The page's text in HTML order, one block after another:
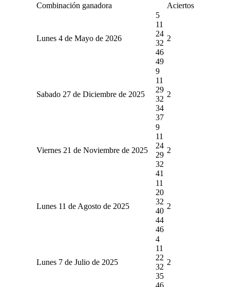
Combinación ganadora Aciertos
Lunes 4 de Mayo de 2026
5
11
24
32
46
49
2
Sabado 27 de Diciembre de 2025
9
11
29
32
34
37
2
Viernes 21 de Noviembre de 2025
9
11
24
29
32
41
2
Lunes 11 de Agosto de 2025
11
20
32
40
44
46
2
Lunes 7 de Julio de 2025
4
11
22
32
35
46
2